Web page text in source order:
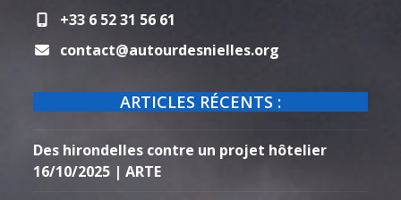
+33 6 52 31 56 61
contact@autourdesnielles.org
ARTICLES RÉCENTS :
Des hirondelles contre un projet hôtelier
16/10/2025 | ARTE